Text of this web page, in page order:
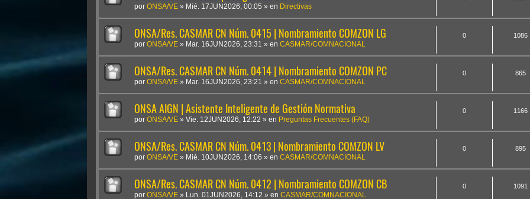
por ONSA/VE » Mié. 17JUN2026, 00:05 » en Directivas
ONSA/Res. CASMAR CN Núm. 0415 | Nombramiento COMZON LG
por ONSA/VE » Mar. 16JUN2026, 23:31 » en CASMAR/COMNACIONAL
0 1086
ONSA/Res. CASMAR CN Núm. 0414 | Nombramiento COMZON PC
por ONSA/VE » Mar. 16JUN2026, 23:21 » en CASMAR/COMNACIONAL
0 865
ONSA AIGN | Asistente Inteligente de Gestión Normativa
por ONSA/VE » Vie. 12JUN2026, 12:22 » en Preguntas Frecuentes (FAQ)
0 1166
ONSA/Res. CASMAR CN Núm. 0413 | Nombramiento COMZON LV
por ONSA/VE » Mié. 10JUN2026, 14:06 » en CASMAR/COMNACIONAL
0 895
ONSA/Res. CASMAR CN Núm. 0412 | Nombramiento COMZON CB
por ONSA/VE » Lun. 01JUN2026, 14:12 » en CASMAR/COMNACIONAL
0 1091